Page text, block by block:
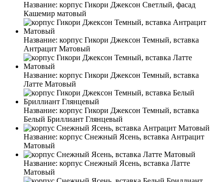
Название: корпус Гикори Джексон Светлый, фасад
Кашемир матовый
Название: корпус Гикори Джексон Темный, вставка
Антрацит Матовый
Название: корпус Гикори Джексон Темный, вставка
Латте Матовый
Название: корпус Гикори Джексон Темный, вставка
Белый Бриллиант Глянцевый
Название: корпус Снежный Ясень, вставка Антрацит
Матовый
Название: корпус Снежный Ясень, вставка Латте
Матовый